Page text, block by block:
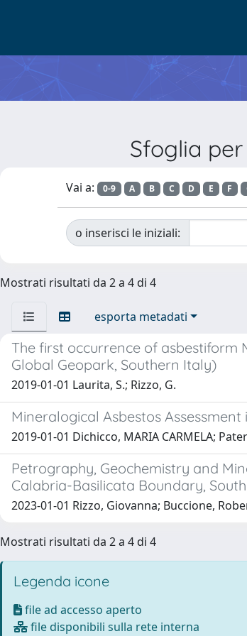
Sfoglia
Vai a: 0-9 A B C D E F
o inserisci le iniziali:
Mostrati risultati da 2 a 4 di 4
esporta metadati
The first occurrence of asbestiform
Global Geopark, Southern Italy)
2019-01-01 Laurita, S.; Rizzo, G.
Mineralogical Asbestos
2019-01-01 Dichicco, MARIA CARMELA;
Petrography, Geochemistry and
Calabria-Basilicata Boundary,
2023-01-01 Rizzo, Giovanna; Buccione,
Mostrati risultati da 2 a 4 di 4
Legenda icone
file ad accesso aperto
file disponibili sulla rete interna